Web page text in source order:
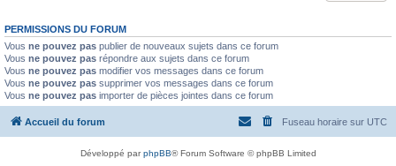
PERMISSIONS DU FORUM
Vous ne pouvez pas publier de nouveaux sujets dans ce forum
Vous ne pouvez pas répondre aux sujets dans ce forum
Vous ne pouvez pas modifier vos messages dans ce forum
Vous ne pouvez pas supprimer vos messages dans ce forum
Vous ne pouvez pas importer de pièces jointes dans ce forum
Accueil du forum Fuseau horaire sur UTC
Développé parphpBB® Forum Software © phpBB Limited